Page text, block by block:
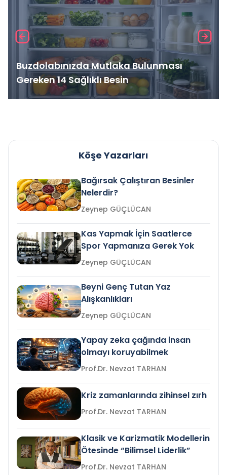
Buzdolabınızda Mutlaka Bulunması
Gereken 14 Sağlıklı Besin
Köşe Yazarları
Bağırsak Çalıştıran Besinler
Nelerdir?
Zeynep GÜÇLÜCAN
Kas Yapmak İçin Saatlerce
Spor Yapmanıza Gerek Yok
Zeynep GÜÇLÜCAN
Beyni Genç Tutan Yaz
Alışkanlıkları
Zeynep GÜÇLÜCAN
Yapay zeka çağında insan
olmayı koruyabilmek
Prof.Dr. Nevzat TARHAN
Kriz zamanlarında zihinsel zırh
Prof.Dr. Nevzat TARHAN
Klasik ve Karizmatik Modellerin
Ötesinde “Bilimsel Liderlik”
Prof.Dr. Nevzat TARHAN